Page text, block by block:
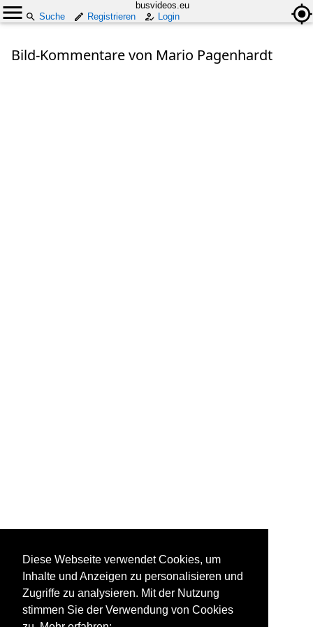
busvideos.eu
Suche
Registrieren Login
Bild-Kommentare von Mario Pagenhardt
Diese Webseite verwendet Cookies, um
Inhalte und Anzeigen zu personalisieren und
Zugriffe zu analysieren. Mit der Nutzung
stimmen Sie der Verwendung von Cookies